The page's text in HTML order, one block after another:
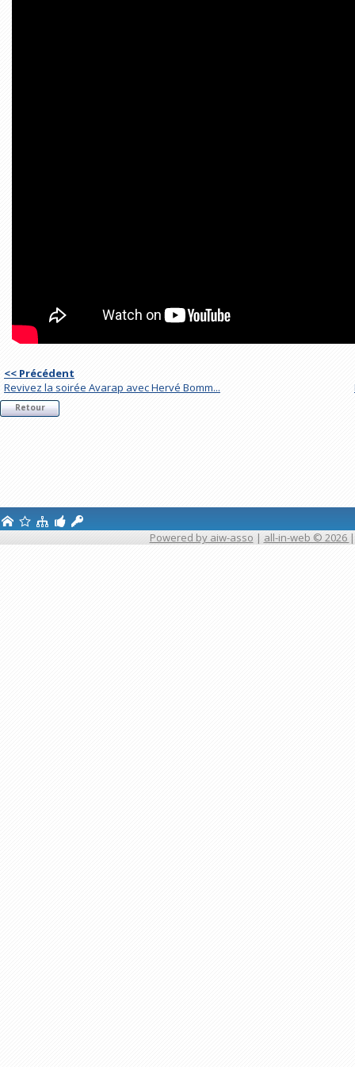
<< Précédent
Revivez la soirée Avarap avec Hervé Bomm...
Retour
Powered by aiw-asso | all-in-web © 2026